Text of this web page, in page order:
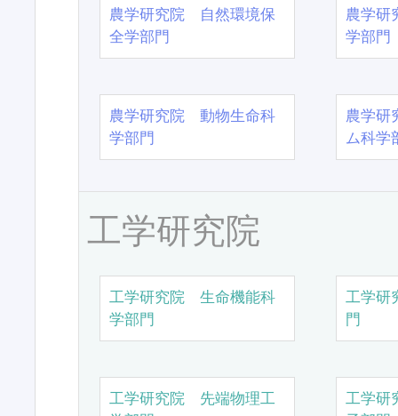
農学研究院 自然環境保
全学部門
農学
学部門
農学研究院 動物生命科
学部門
農学
ム科学
工学研究院
工学研究院 生命機能科
学部門
工学研
門
工学研究院 先端物理工
工学研